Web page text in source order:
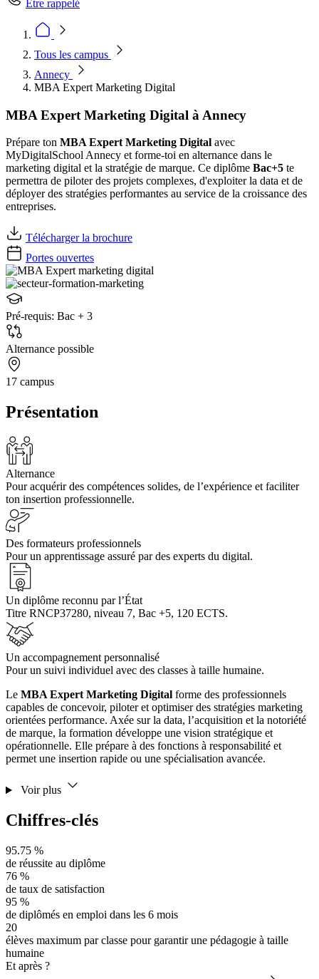
Être rappelé
Tous les campus
Annecy
MBA Expert Marketing Digital
MBA Expert Marketing Digital à Annecy
Prépare ton MBA Expert Marketing Digital avec
MyDigitalSchool Annecy et forme-toi en alternance dans le
marketing digital et la stratégie de marque. Ce diplôme Bac+5 te
permettra de piloter des projets complexes, d'exploiter la data et de
déployer des stratégies performantes au service de la croissance des
entreprises.
Télécharger la brochure
Portes ouvertes
Pré-requis: Bac + 3
Alternance possible
17 campus
Présentation
Alternance
Pour acquérir des compétences solides, de l’expérience et faciliter
ton insertion professionnelle.
Des formateurs professionnels
Pour un apprentissage assuré par des experts du digital.
Un diplôme reconnu par l’État
Titre RNCP37280, niveau 7, Bac +5, 120 ECTS.
Un accompagnement personnalisé
Pour un suivi individuel avec des classes à taille humaine.
Le MBA Expert Marketing Digital forme des professionnels
capables de concevoir, piloter et optimiser des stratégies marketing
orientées performance. Axée sur la data, l’acquisition et la notoriété
de marque, la formation développe une vision stratégique et
opérationnelle. Elle prépare à des fonctions à responsabilité et
permet une insertion rapide ou une spécialisation avancée.
Voir plus
Chiffres-clés
95.75 %
de réussite au diplôme
76 %
de taux de satisfaction
95 %
de diplômés en emploi dans les 6 mois
20
élèves maximum par classe pour garantir une pédagogie à taille
humaine
Et après ?